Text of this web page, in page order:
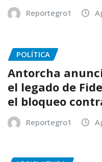
Reportegro1
POLÍTICA
Antorcha
el legado de
el bloqueo
Reportegro1